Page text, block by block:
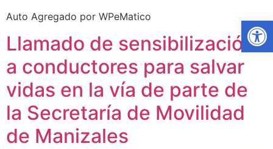
Auto Agregado por WPeMatico
Llamado de sensibilización
a conductores para salvar
vidas en la vía de parte de
la Secretaría de Movilidad
de Manizales